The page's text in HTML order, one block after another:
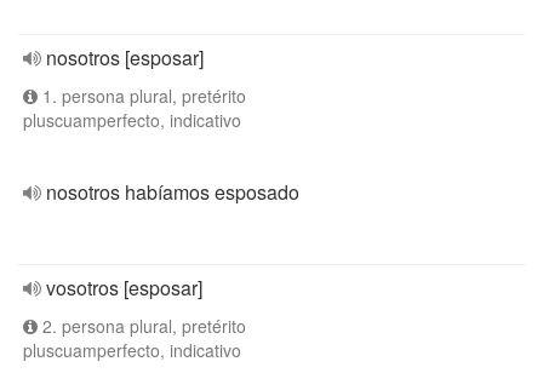
nosotros [esposar]
1. persona plural, pretérito
pluscuamperfecto, indicativo
nosotros habíamos esposado
vosotros [esposar]
2. persona plural, pretérito
pluscuamperfecto, indicativo